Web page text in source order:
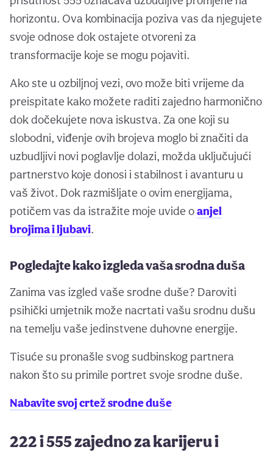
horizontu. Ova kombinacija poziva vas da njegujete
svoje odnose dok ostajete otvoreni za
transformacije koje se mogu pojaviti.
Ako ste u ozbiljnoj vezi, ovo može biti vrijeme da
preispitate kako možete raditi zajedno harmonično
dok dočekujete nova iskustva. Za one koji su
slobodni, viđenje ovih brojeva moglo bi značiti da
uzbudljivi novi poglavlje dolazi, možda uključujući
partnerstvo koje donosi i stabilnost i avanturu u
vaš život. Dok razmišljate o ovim energijama,
potičem vas da istražite moje uvide oanjel
brojima i ljubavi.
Pogledajte kako izgleda vaša srodna duša
Zanima vas izgled vaše srodne duše? Daroviti
psihički umjetnik može nacrtati vašu srodnu dušu
na temelju vaše jedinstvene duhovne energije.
Tisuće su pronašle svog sudbinskog partnera
nakon što su primile portret svoje srodne duše.
Nabavite svoj crtež srodne duše
222 i 555 zajedno za karijeru i